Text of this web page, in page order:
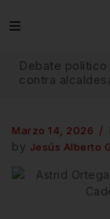
Debate
contra
Marzo 14, 2026
by Jesús Alberto